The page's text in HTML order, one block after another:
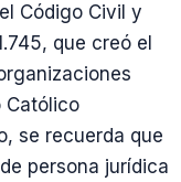
Código Civil y
que creó el
Católico
se recuerda que
persona jurídica